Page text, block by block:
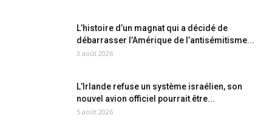
L’histoire d’un magnat qui a décidé de
débarrasser l’Amérique de l’antisémitisme...
3 août 2026
L’Irlande refuse un système israélien, son
nouvel avion officiel pourrait être...
5 août 2026